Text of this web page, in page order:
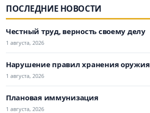
ПОСЛЕДНИЕ НОВОСТИ
Честный труд, верность своему делу
1 августа, 2026
Нарушение правил хранения оружия
1 августа, 2026
Плановая иммунизация
1 августа, 2026